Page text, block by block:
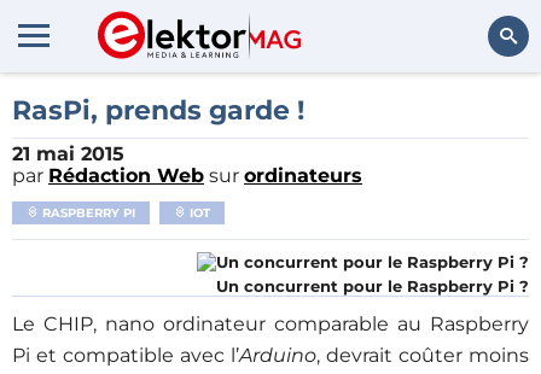
RasPi, prends garde !
21 mai 2015
par Rédaction Web sur ordinateurs
RASPBERRY PI IOT
Un concurrent pour le Raspberry Pi ?
Le CHIP, nano ordinateur comparable au Raspberry
Pi et compatible avec l’Arduino, devrait coûter moins